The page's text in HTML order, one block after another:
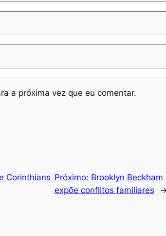
a próxima vez que eu comentar.
Corinthians Próximo: Brooklyn
expõe conflitos familiares